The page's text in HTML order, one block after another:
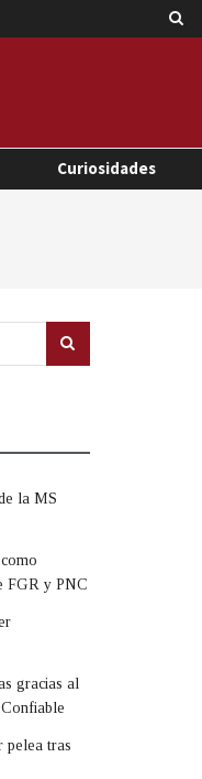
Curiosidades
la MS
FGR y PNC
gracias al
pelea tras